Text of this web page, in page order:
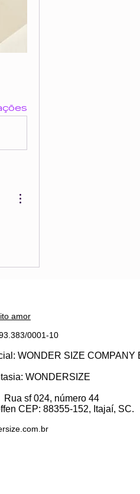
amor
0001-10
WONDER SIZE COMPANY
WONDERSIZE
Rua sf 024, número 44
CEP: 88355-152, Itajaí, SC.